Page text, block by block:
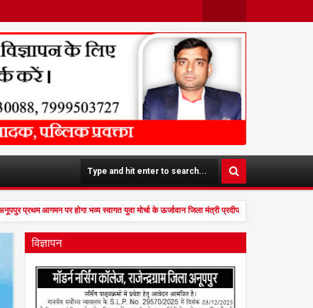
Twit
Face
Boo
K
प्रथम आगमन पर होगा भव्य स्वागत युवा मोर्चा के ऊर्जावान जिला मंत्री प्रदीप मिश्रा ने सभी युवाओं से
विज्ञापन